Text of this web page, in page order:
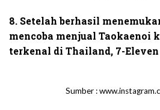
8. Setelah berhasil
mencoba menjual Taokaenoi
terkenal di Thailand, 7-Eleven
Sumber :